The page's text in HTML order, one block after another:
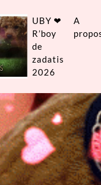
UBY ❤
R’boy
de
zadatis
2026
A